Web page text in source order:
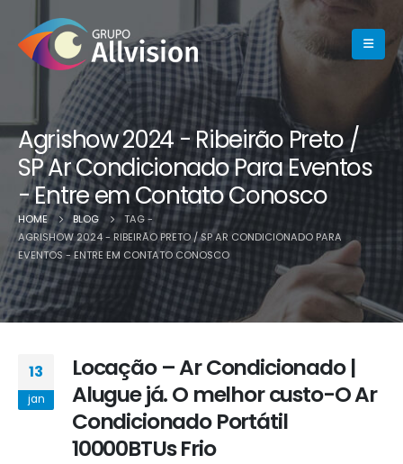
Agrishow 2024 - Ribeirão Preto /
SP Ar Condicionado Para Eventos
- Entre em Contato Conosco
HOME BLOG
TAG -
AGRISHOW 2024 - RIBEIRÃO PRETO / SP AR CONDICIONADO PARA
EVENTOS - ENTRE EM CONTATO CONOSCO
13
jan
Locação – Ar Condicionado |
Alugue já. O melhor custo-O Ar
Condicionado Portátil
10000BTUs Frio